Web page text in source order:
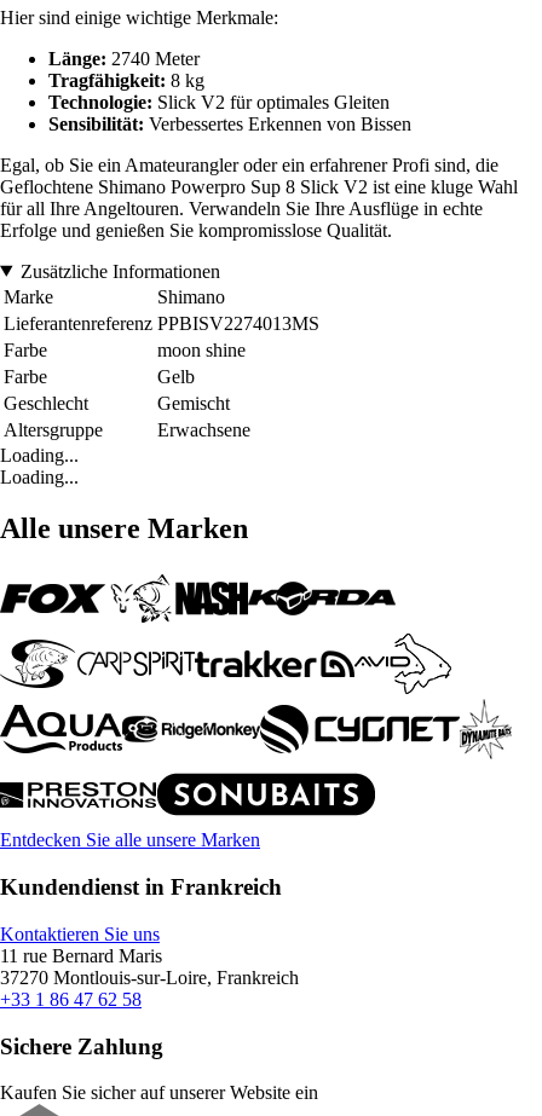
Hier sind einige wichtige Merkmale:
Länge: 2740 Meter
Tragfähigkeit: 8 kg
Technologie: Slick V2 für optimales Gleiten
Sensibilität: Verbessertes Erkennen von Bissen
Egal, ob Sie ein Amateurangler oder ein erfahrener Profi sind, die
Geflochtene Shimano Powerpro Sup 8 Slick V2 ist eine kluge Wahl
für all Ihre Angeltouren. Verwandeln Sie Ihre Ausflüge in echte
Erfolge und genießen Sie kompromisslose Qualität.
Zusätzliche Informationen
Marke
Shimano
Lieferantenreferenz PPBISV2274013MS
Farbe
moon shine
Farbe
Gelb
Geschlecht
Gemischt
Altersgruppe
Erwachsene
Loading...
Loading...
Alle unsere Marken
Entdecken Sie alle unsere Marken
Kundendienst in Frankreich
Kontaktieren Sie uns
11 rue Bernard Maris
37270 Montlouis-sur-Loire, Frankreich
+33 1 86 47 62 58
Sichere Zahlung
Kaufen Sie sicher auf unserer Website ein